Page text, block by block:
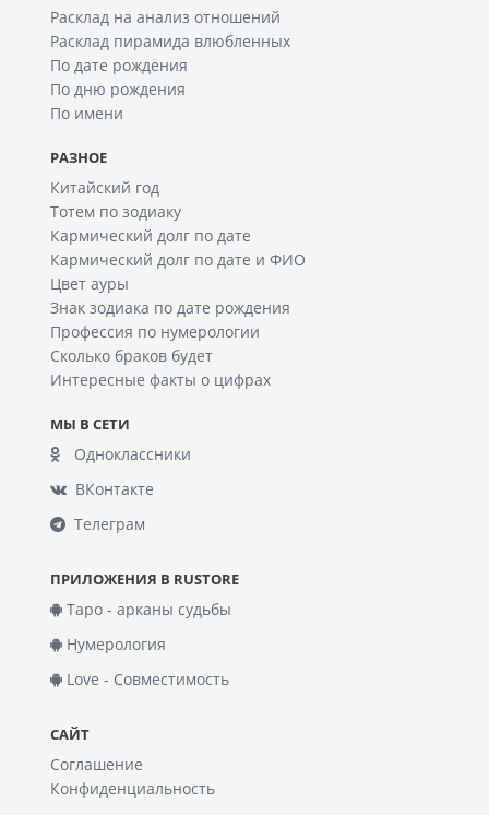
Расклад на анализ отношений
Расклад пирамида влюбленных
По дате рождения
По дню рождения
По имени
РАЗНОЕ
Китайский год
Тотем по зодиаку
Кармический долг по дате
Кармический долг по дате и ФИО
Цвет ауры
Знак зодиака по дате рождения
Профессия по нумерологии
Сколько браков будет
Интересные факты о цифрах
МЫ В СЕТИ
Одноклассники
ВКонтакте
Телеграм
ПРИЛОЖЕНИЯ В RUSTORE
Таро - арканы судьбы
Нумерология
Love - Совместимость
САЙТ
Соглашение
Конфиденциальность